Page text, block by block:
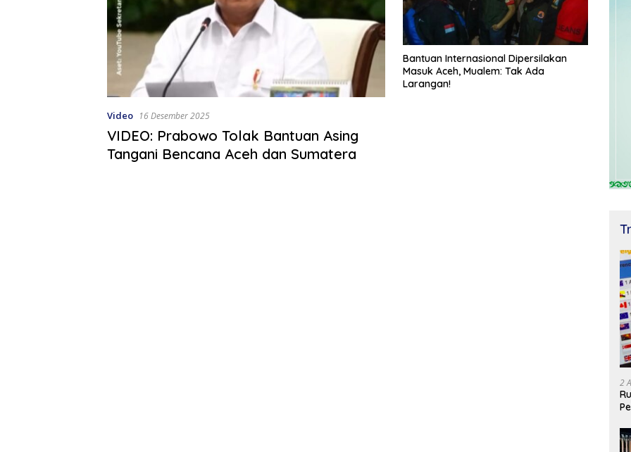
Video 16 Desember 2025
VIDEO: Prabowo Tolak Bantuan Asing
Tangani Bencana Aceh dan Sumatera
Bantuan Internasional Dipersilakan
Masuk Aceh, Mualem: Tak Ada
Larangan!
2